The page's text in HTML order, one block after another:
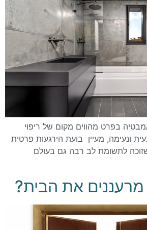
בפרט מהווים מקום של ריפוי
ונעימה, מעיין בועת הירגעות פרטית
לתשומת לב רבה גם בעולם
את הבית?